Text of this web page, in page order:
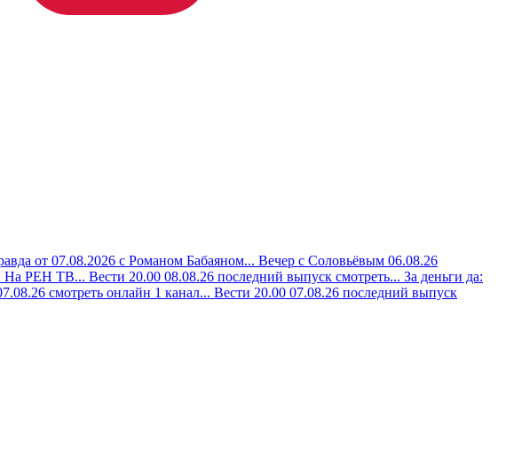
от 07.08.2026 с Романом Бабаяном... Вечер с Соловьёвым 06.08.26
На РЕН ТВ... Вести 20.00 08.08.26 последний выпуск смотреть... За деньги да:
смотреть онлайн 1 канал... Вести 20.00 07.08.26 последний выпуск